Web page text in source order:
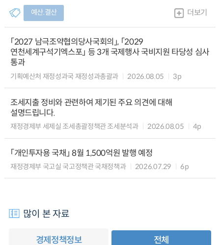
예산.결산 더보기
「2027 남극조약협의당사국회의」, 「2029
연천세계구석기엑스포」 등 3개 국제행사 국비지원 타당성 심사
통과
기획예산처 재정성과국 재정성과총괄과 2026.08.05 3p
조세지출 정비와 관련하여 제기된 주요 의견에 대해
설명드립니다.
재정경제부 세제실 조세총괄정책관 조세분석과 2026.08.05 4p
「개인투자용 국채」 8월 1,500억원 발행 예정
재정경제부 국고실 국고정책관 국채정책과 2026.07.29 6p
많이 본 자료
경제정책정보 전체